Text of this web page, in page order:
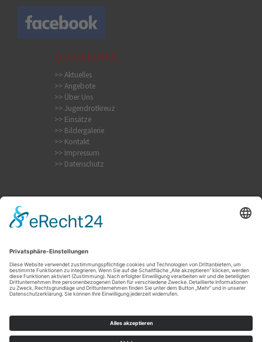
QUICKLINKS
>> Aktuelles
>> Angebote
>> Über Uns
>> Jugendrotkreuz
>> Einsätze
>> Bildergalerie
>> Kontakt
>> Impressum
>> Datenschutz
Internistischer Notfall